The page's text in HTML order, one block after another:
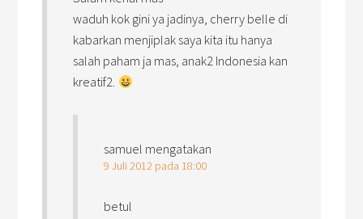
waduh kok gini ya jadinya, cherry belle di
kabarkan menjiplak saya kita itu hanya
salah paham ja mas, anak2 Indonesia kan
kreatif2.
samuel mengatakan
9 Juli 2012 pada 18:00
betul